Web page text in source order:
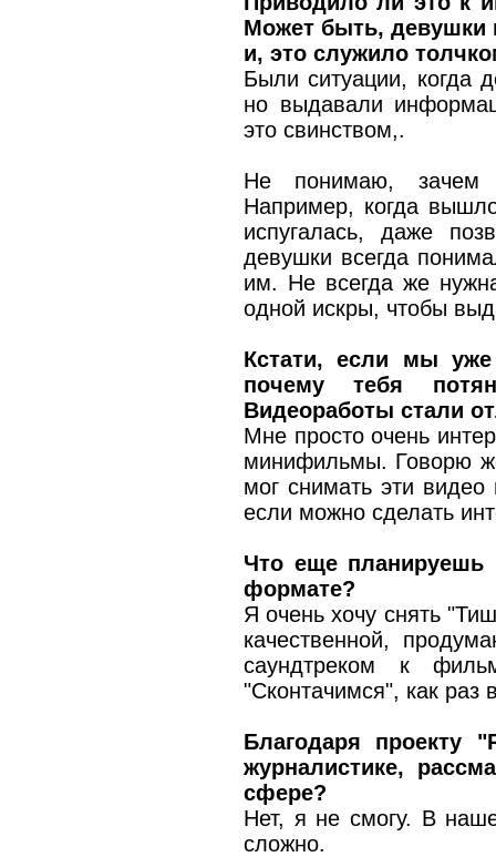
Может быть, девушки
и, это служило
Были ситуации, когда
но выдавали
это свинством,.
Не понимаю, зачем
Например, когда
испугалась, даже
девушки всегда
им. Не всегда же
одной искры, чтобы
Кстати, если мы
почему тебя
Видеоработы стали
Мне просто очень
минифильмы. Говорю
мог снимать эти
если можно сделать
Что еще планируешь
формате?
Я очень хочу снять
качественной,
саундтреком к
"Сконтачимся", как раз
Благодаря проекту
журналистике,
сфере?
Нет, я не смогу. В
сложно.